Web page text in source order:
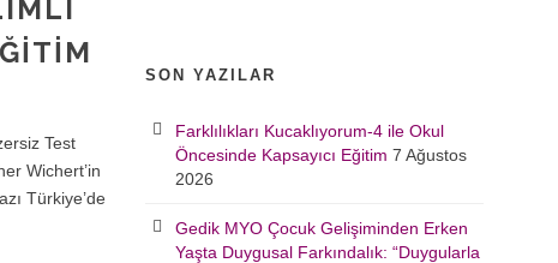
Test
Wichert’in
Türkiye’de
SON YAZILAR
Farklılıkları Kucaklıyorum-4 ile Okul
Öncesinde Kapsayıcı Eğitim 7 Ağustos
2026
Gedik MYO Çocuk Gelişiminden Erken
Yaşta Duygusal Farkındalık: “Duygularla